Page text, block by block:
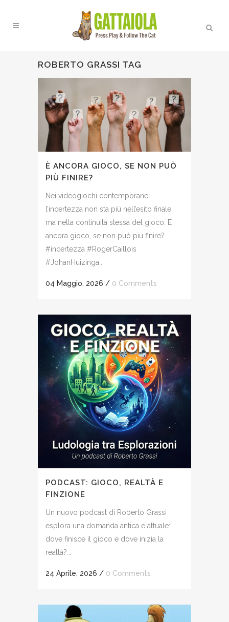
ROBERTO GRASSI TAG
È ANCORA GIOCO, SE NON PUÒ
PIÙ FINIRE?
Nei videogiochi contemporanei
l’incertezza non sta più nell’esito finale,
ma nella continuità stessa del gioco. È
ancora gioco, se non può più finire?
#incertezza #RogerCaillois
#JohanHuizinga...
04 Maggio, 2026 / 0 Comments
PODCAST: GIOCO, REALTÀ E
FINZIONE
Un nuovo podcast di Roberto Grassi
esplora una domanda antica e attuale:
dove finisce il gioco e dove inizia la
realtà?...
24 Aprile, 2026 / 0 Comments